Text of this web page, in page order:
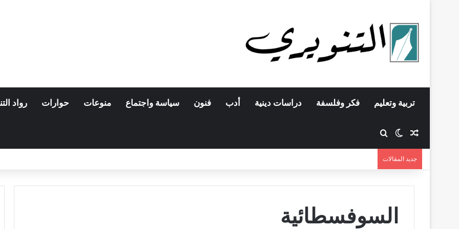
تربية وتعليم فكر وفلسفة دراسات دينية أدب فنون سياسة واجتماع منوعات حوارات رواد
مقال عشوائي
الوضع المظلم
جديد المقالات
السوفسطائية